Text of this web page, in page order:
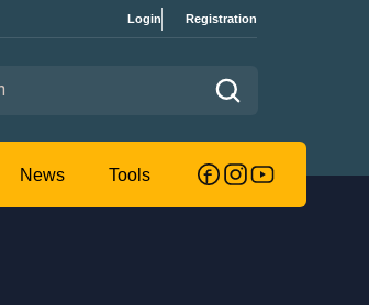
Login Registration